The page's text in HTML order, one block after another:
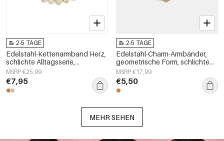
2-5 TAGE
Edelstahl-Kettenarmband Herz,
schlichte Alltagsserie,
Damenschmuck
MSRP €25,99
€7,95
2-5 TAGE
Edelstahl-Charm-Armbänder,
geometrische Form, schlichte
Alltagsserie, Damenschmuck
MSRP €17,99
€5,50
MEHR SEHEN